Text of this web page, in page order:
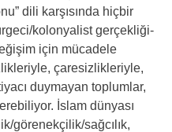
dili karşısında hiçbir
kolonyalist gerçekliği-
için mücadele
çaresizlikleriyle,
duymayan toplumlar,
İslam dünyası
görenekçilik/sağcılık,